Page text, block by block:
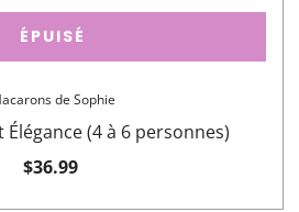
de Sophie
(4 à 6 personnes)
$36.99
ÉPUISÉ